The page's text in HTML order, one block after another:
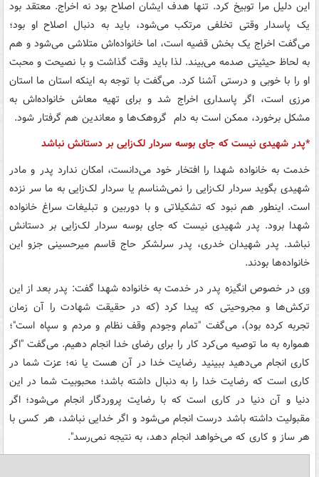
این دلیل مرا توبیخ کرد. تنها هدف ایشان اصلاح بود نه اخراج. معتقد بود
یک پاسدار وقتی تخلفی مرتکب می‌شود، باید به دنبال اصلاح او بود؛
می‌گفت اخراج یک بخش قضیه است، اما خانواده‌اش متلاشی می‌شود و هم
به لحاظ حیثیتی صدمه می‌بیند. لذا باید وقت گذاشت و با نصیحت و محبت
او را با خوبی و درستی آشنا کرد. می‌گفت با توجه به اینکه استان ما استان
مرزی است، اگر پاسداری اخراج شد و برای تهیه معاش خانواده‌اش به
مشکل برخورد، ‌ممکن است به دام گروهک‌ها و معاندین هم گرفتار شود.
*پدر شهیدی نیست که جای بوسه سردار لک‌زایی بر دستانش نباشد
خدمت به خانواده شهدا را افتخار خود می‌دانست، امکان ندارد پدر و مادر
شهیدی بگوید سردار لک‌زایی را نمی‌شناسم یا سردار لک‌زایی به ما سر نزده
است. اینطور هم نبود که تشکیلاتی و با دوربین و تبلیغات سراغ خانواده
شهدا برود. پدر شهیدی نیست که جای بوسه سردار لک‌زایی بر دستانش
نباشد. پدر شهیدان خدری،‌ پدر سرلشکر حاج قاسم میرحسینی جزو این
خانواده‌ها بودند.
وی در خصوص انگیزه پدر در خدمت به خانواده شهدا گفت: پدر بعد از این
ترکش‌ها و مجروحیتی که پیدا کرد (که در حقیقت شهادت را آن زمان
تجربه کرده بود)، می‌گفت "تمام وجودم وقف نظام و مردم و سپاه است"؛
همواره به ما توصیه می‌کرد کار را برای رضای خدا انجام دهیم. می‌گفت "اگر
کاری انجام می‌دهید ببینید رضایت خدا در آن هست یا نه؛ عزت شما در
کاری است که رضایت خدا را به دنبال داشته باشد؛ محبوبیت شما در این
دنیا و آن دنیا در کاری است که با رضایت پروردگار انجام می‌شود؛ اگر
مقبولیت داشته باشد درست انجام می‌شود و اگر خدایی نباشد، هر کسی با
هر ساز و کاری که می‌خواهد انجام دهد، به نتیجه نمی‌رسد".